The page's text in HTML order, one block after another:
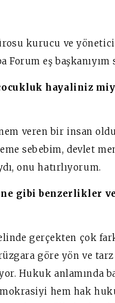
kurucu ve yönetici
Forum eş
hayaliniz
veren bir insan
sebebim, devlet
onu hatırlıyorum.
ne gibi benzerlikler
gerçekten çok
göre yön ve
Hukuk anlamında
hem hak